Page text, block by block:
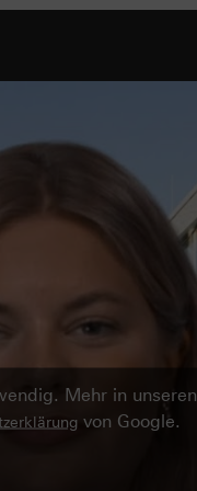
Mehr in unseren
von Google.